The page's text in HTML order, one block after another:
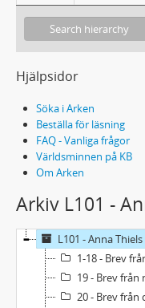
Hjälpsidor
Söka i Arken
Beställa för läsning
FAQ - Vanliga frågor
Världsminnen på KB
Om Arken
Arkiv L101 -
L101 - Anna
1-18 - Brev
19 - Brev från
20 - Brev från